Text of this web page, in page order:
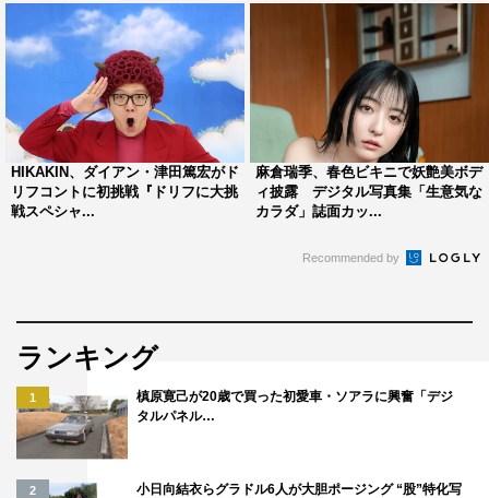
HIKAKIN、ダイアン・津田篤宏がド
リフコントに初挑戦『ドリフに大挑
戦スペシャ...
麻倉瑞季、春色ビキニで妖艶美ボデ
ィ披露 デジタル写真集「生意気な
カラダ」誌面カッ...
Recommended by
ランキング
1
槙原寛己が20歳で買った初愛車・ソアラに興奮「デジ
タルパネル…
2
小日向結衣らグラドル6人が大胆ポージング “股”特化写